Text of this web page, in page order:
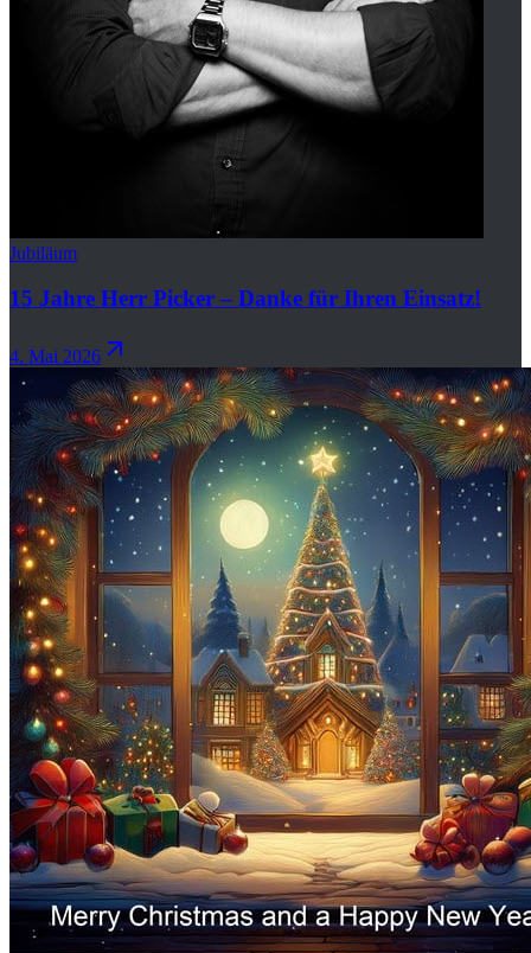
Jubiläum
15 Jahre Herr Picker – Danke für Ihren Einsatz!
4. Mai 2026